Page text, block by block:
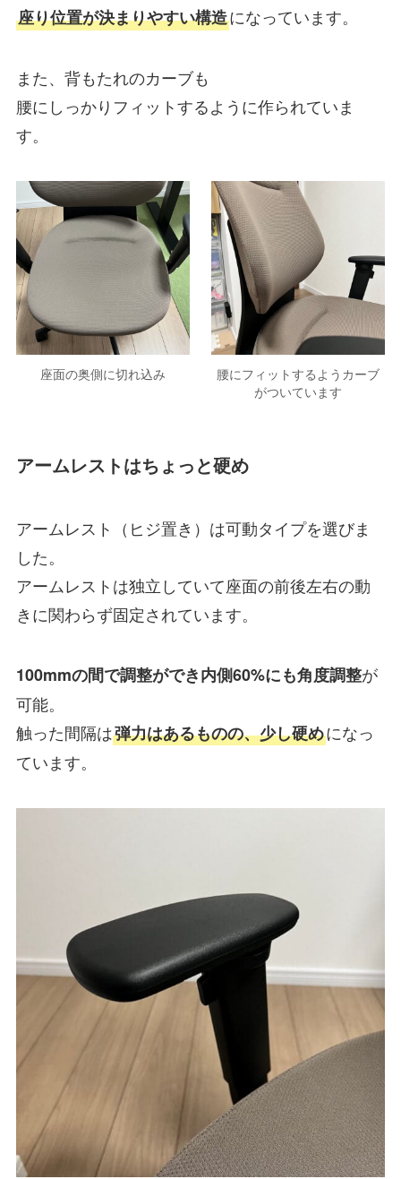
座り位置が決まりやすい構造になっています。
また、背もたれのカーブも
腰にしっかりフィットするように作られていま
す。
座面の奥側に切れ込み
腰にフィットするようカーブ
がついています
アームレストはちょっと硬め
アームレスト（ヒジ置き）は可動タイプを選びま
した。
アームレストは独立していて座面の前後左右の動
きに関わらず固定されています。
100mmの間で調整ができ内側60%にも角度調整が
可能。
触った間隔は弾力はあるものの、少し硬めになっ
ています。